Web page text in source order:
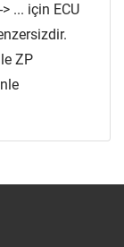
... için ECU
ZP